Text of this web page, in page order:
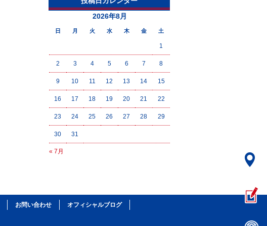
2026年8月
日 月 火 水 木 金 土
« 7月
1
2 3 4 5 6 7 8
9 10 11 12 13 14 15
16 17 18 19 20 21 22
23 24 25 26 27 28 29
30 31
お問い合わせ オフィシャルブログ